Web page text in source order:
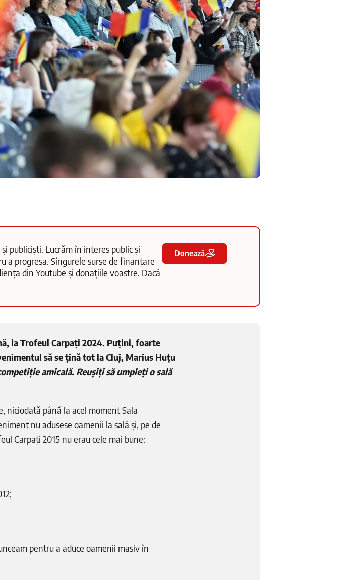
publiciști. Lucrăm în interes public și
a progresa. Singurele surse de finanțare
din Youtube și donațiile voastre. Dacă
Donează
la Trofeul Carpați 2024. Puțini, foarte
să se țină tot la Cluj, Marius Huțu
amicală. Reușiți să umpleți o sală
până la acel moment Sala
nu adusese oamenii la sală și, pe de
Carpați 2015 nu erau cele mai bune:
pentru a aduce oamenii masiv în